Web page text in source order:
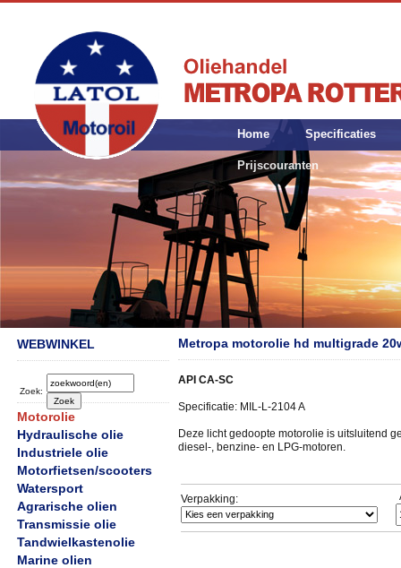
Home Specificaties
Prijscouranten
WEBWINKEL
Zoek:
Motorolie
Hydraulische olie
Industriele olie
Motorfietsen/scooters
Watersport
Agrarische olien
Transmissie olie
Tandwielkastenolie
Marine olien
Metropa motorolie hd multigrade
API CA-SC
Specificatie: MIL-L-2104 A
Deze licht gedoopte motorolie is uitsluitend
diesel-, benzine- en LPG-motoren.
Verpakking: